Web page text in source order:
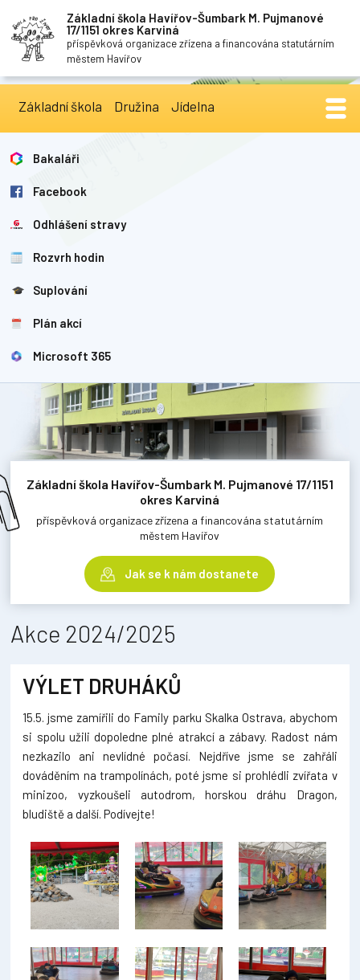
Základní škola Havířov-Šumbark M. Pujmanové
17/1151 okres Karviná
příspěvková organizace zřízena a financována statutárním
městem Havířov
Základní škola Družina Jídelna
Bakaláři
Facebook
Odhlášení stravy
Rozvrh hodin
Suplování
Plán akcí
Microsoft 365
Základní škola Havířov-Šumbark M. Pujmanové 17/1151
okres Karviná
příspěvková organizace zřízena a financována statutárním
městem Havířov
Jak se k nám dostanete
Akce 2024/2025
VÝLET DRUHÁKŮ
15.5. jsme zamířili do Family parku Skalka Ostrava, abychom
si spolu užili dopoledne plné atrakcí a zábavy. Radost nám
nezkazilo ani nevlídné počasí. Nejdříve jsme se zahřáli
dováděním na trampolínách, poté jsme si prohlédli zvířata v
minizoo, vyzkoušeli autodrom, horskou dráhu Dragon,
bludiště a další. Podívejte!